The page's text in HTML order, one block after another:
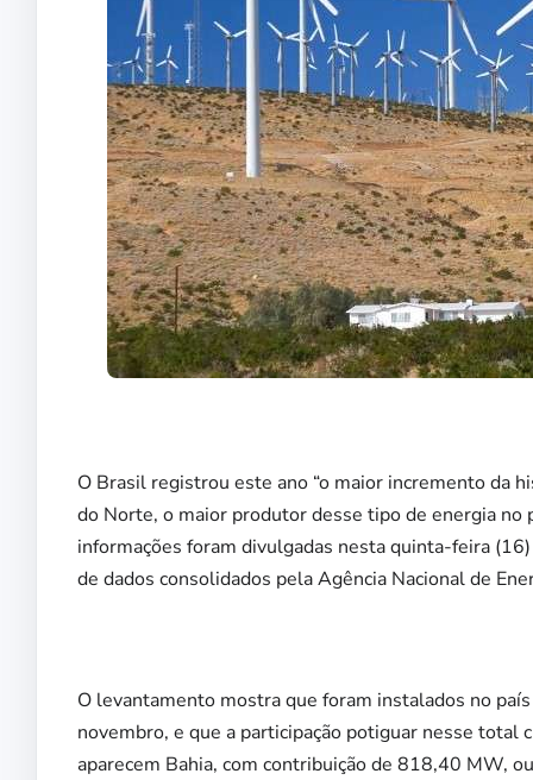
O Brasil registrou este ano “o maior incremento da
do Norte, o maior produtor desse tipo de energia
informações foram divulgadas nesta quinta-feira
de dados consolidados pela Agência Nacional de
O levantamento mostra que foram instalados no
novembro, e que a participação potiguar nesse total
aparecem Bahia, com contribuição de 818,40 MW,